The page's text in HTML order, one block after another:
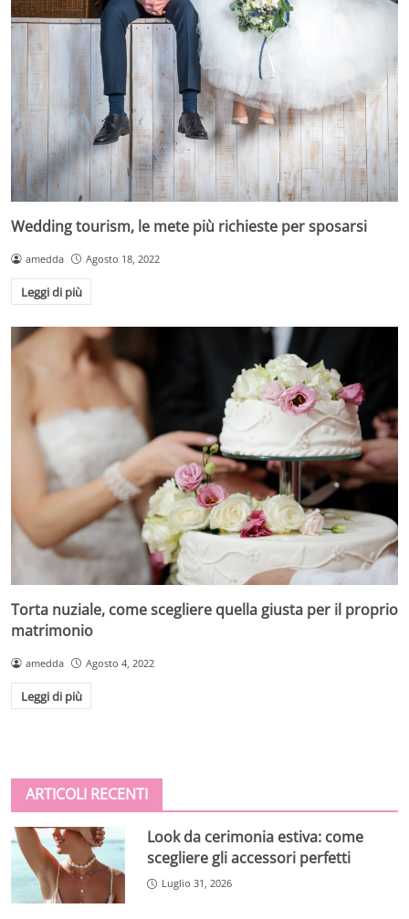
Wedding tourism, le mete più richieste per sposarsi
amedda Agosto 18, 2022
Leggi di più
Torta nuziale, come scegliere quella giusta per il proprio
matrimonio
amedda Agosto 4, 2022
Leggi di più
ARTICOLI RECENTI
Look da cerimonia estiva: come
scegliere gli accessori perfetti
Luglio 31, 2026